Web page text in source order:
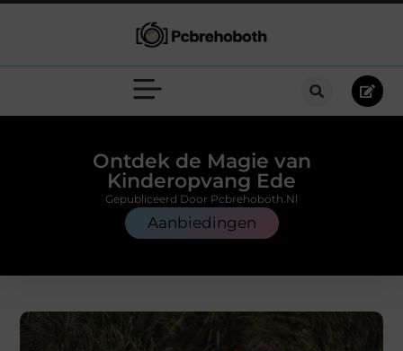
Ontdek de Magie van
Kinderopvang Ede
Aanbiedingen
Gepubliceerd Door Pcbrehoboth.nl